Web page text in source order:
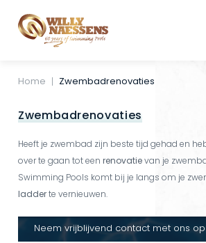
Breadcrumb
Home Zwembadrenovaties
Zwembadrenovaties
Heeft je zwembad zijn beste tijd gehad en
over te gaan tot een renovatievan je
Swimming Pools komt bij je langs om je
ladderte vernieuwen.
Neem vrijblijvend contact met ons op